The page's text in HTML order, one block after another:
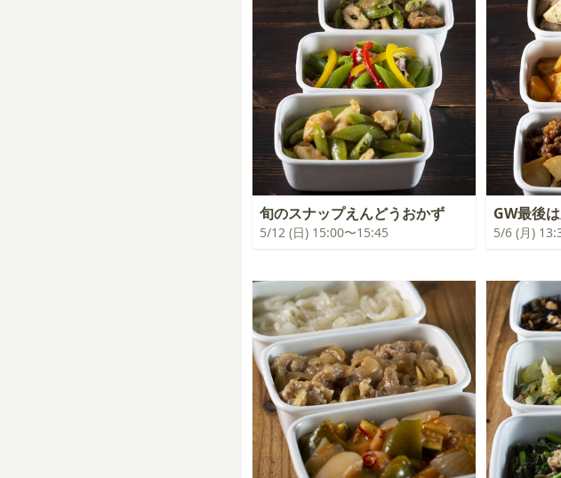
旬のスナップえんどうおかず
5/12 (日) 15:00〜15:45
GW最後
5/6 (月)